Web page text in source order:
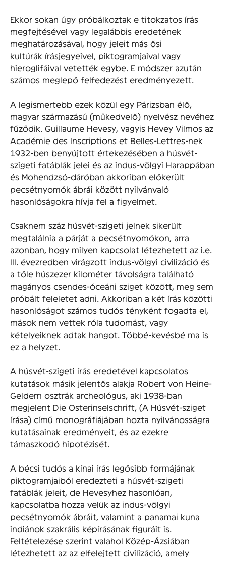
Ekkor sokan úgy próbálkoztak e titokzatos írás
megfejtésével vagy legalábbis eredetének
meghatározásával, hogy jeleit más ősi
kultúrák írásjegyeivel, piktogramjaival vagy
hieroglifáival vetették egybe. E módszer azután
számos meglepő felfedezést eredményezett.
A legismertebb ezek közül egy Párizsban élő,
magyar származású (műkedvelő) nyelvész nevéhez
fűződik. Guillaume Hevesy, vagyis Hevey Vilmos az
Académie des Inscriptions et Belles-Lettres-nek
1932-ben benyújtott értekezésében a húsvét-
szigeti fatáblák jelei és az indus-völgyi Harappában
és Mohendzsó-dáróban akkoriban előkerült
pecsétnyomók ábrái között nyilvánvaló
hasonlóságokra hívja fel a figyelmet.
Csaknem száz húsvét-szigeti jelnek sikerült
megtalálnia a párját a pecsétnyomókon, arra
azonban, hogy milyen kapcsolat létezhetett az i.e.
III. évezredben virágzott indus-völgyi civilizáció és
a tőle húszezer kilométer távolságra található
magányos csendes-óceáni sziget között, meg sem
próbált feleletet adni. Akkoriban a két írás közötti
hasonlóságot számos tudós tényként fogadta el,
mások nem vettek róla tudomást, vagy
kételyeiknek adtak hangot. Többé-kevésbé ma is
ez a helyzet.
A húsvét-szigeti írás eredetével kapcsolatos
kutatások másik jelentős alakja Robert von Heine-
Geldern osztrák archeológus, aki 1938-ban
megjelent Die Osterinselschrift, (A Húsvét-sziget
írása) című monográfiájában hozta nyilvánosságra
kutatásainak eredményeit, és az ezekre
támaszkodó hipotézisét.
A bécsi tudós a kínai írás legősibb formájának
piktogramjaiból eredezteti a húsvét-szigeti
fatáblák jeleit, de Hevesyhez hasonlóan,
kapcsolatba hozza velük az indus-völgyi
pecsétnyomók ábráit, valamint a panamai kuna
indiánok szakrális képírásának figuráit is.
Feltételezése szerint valahol Közép-Ázsiában
létezhetett az az elfelejtett civilizáció, amely